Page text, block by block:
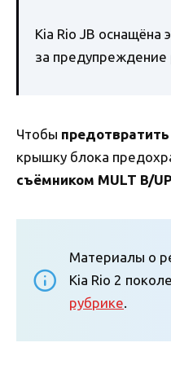
Kia Rio JB
за предупреждение
Чтобы
крышку блока
съёмником MULT B/UP
Материалы о
Kia Rio 2
рубрике.